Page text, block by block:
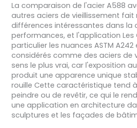
La comparaison de l'acier A588
autres aciers de vieillissement fait
différences intéressantes dans la
performances, et l'application Les
particulier les nuances ASTM A242
considérés comme des aciers de
sens le plus vrai, car l'exposition
produit une apparence unique
rouille Cette caractéristique tend
peindre ou de revêtir, ce qui le
une application en architecture
sculptures et les façades de